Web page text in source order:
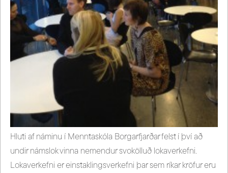
Hluti af náminu í Menntaskóla Borgarfjarðar felst í því að
undir námslok vinna nemendur svokölluð lokaverkefni.
Lokaverkefni er einstaklingsverkefni þar sem ríkar kröfur eru